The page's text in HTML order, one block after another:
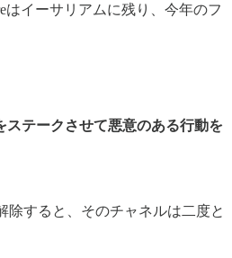
はイーサリアムに残り、今年のフ
テークさせて悪意のある行動を
すると、そのチャネルは二度と